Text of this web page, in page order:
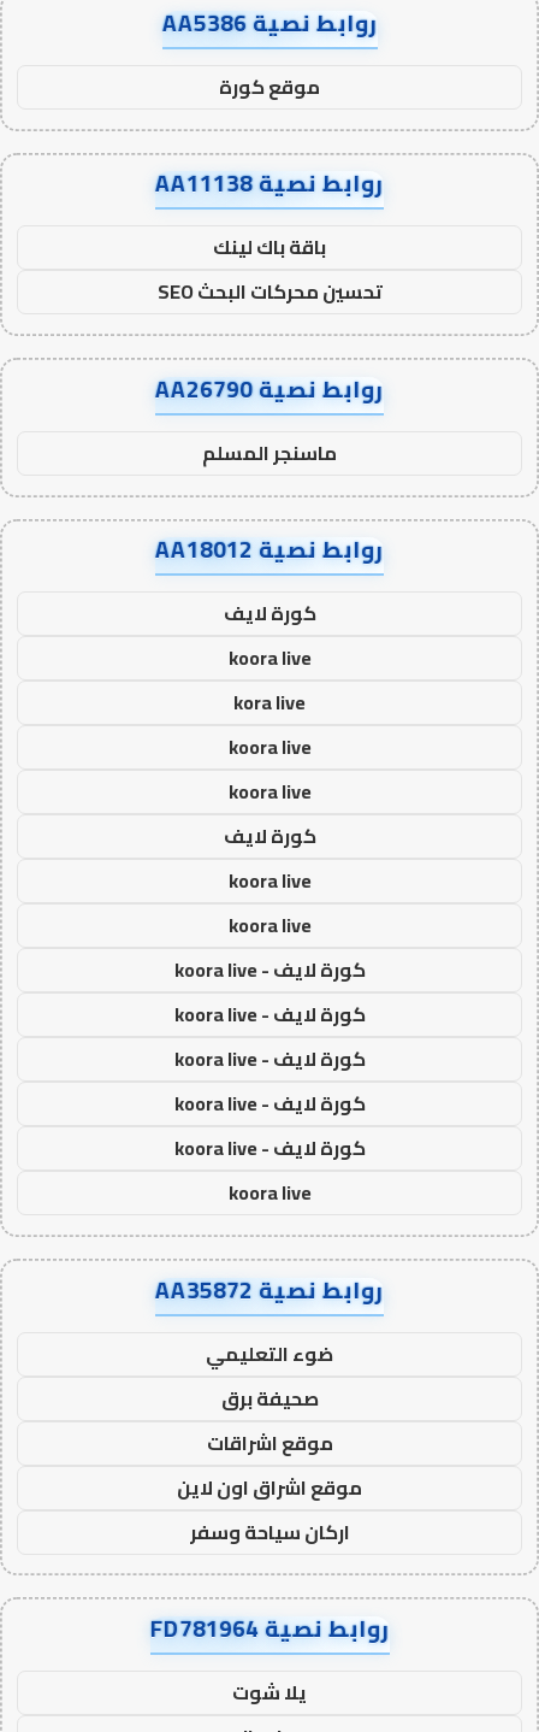
روابط نصية AA5386
موقع كورة
روابط نصية AA11138
باقة باك لينك
تحسين محركات البحث SEO
روابط نصية AA26790
ماسنجر المسلم
روابط نصية AA18012
كورة لايف
koora live
kora live
koora live
koora live
كورة لايف
koora live
koora live
كورة لايف - koora live
كورة لايف - koora live
كورة لايف - koora live
كورة لايف - koora live
كورة لايف - koora live
koora live
روابط نصية AA35872
ضوء التعليمي
صحيفة برق
موقع اشراقات
موقع اشراق اون لاين
اركان سياحة وسفر
روابط نصية FD781964
يلا شوت